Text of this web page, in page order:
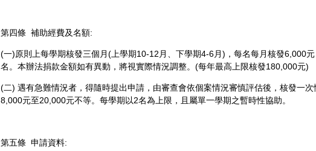
第四條 補助經費及名額:
(一)原則上每學期核發三個月(上學期10-12月、下學期4-6月)，每名每月核發6,000
名。本辦法捐款金額如有異動，將視實際情況調整。(每年最高上限核發180,000元)
(二) 遇有急難情況者，得隨時提出申請，由審查會依個案情況審慎評估後，核發一
8,000元至20,000元不等。每學期以2名為上限，且屬單一學期之暫時性協助。
第五條 申請資料: